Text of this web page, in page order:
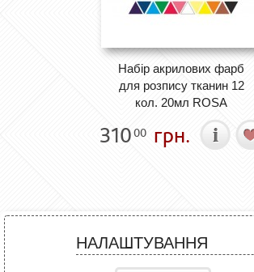
Набір акрилових фарб
для розпису тканин 12
кол. 20мл ROSA
31000 грн.
НАЛАШТУВАННЯ